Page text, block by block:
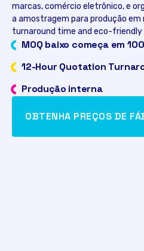
marcas, comércio eletrônico, e
a amostragem para produção em
turnaround time and eco-friendly
MOQ baixo começa em 100
12-Hour Quotation
Produção interna
OBTENHA PREÇOS DE